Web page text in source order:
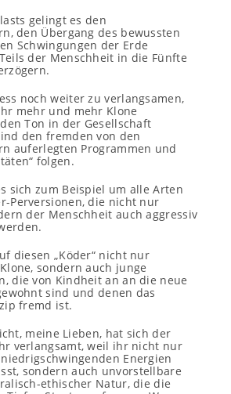
gelingt es den
den Übergang des bewussten
Schwingungen der Erde
der Menschheit in die Fünfte
noch weiter zu verlangsamen,
mehr und mehr Klone
Ton in der Gesellschaft
den fremden von den
auferlegten Programmen und
folgen.
sich zum Beispiel um alle Arten
Perversionen, die nicht nur
der Menschheit auch aggressiv
diesen „Köder“ nicht nur
sondern auch junge
die von Kindheit an an die neue
sind und denen das
fremd ist.
meine Lieben, hat sich der
verlangsamt, weil ihr nicht nur
Energien
sondern auch unvorstellbare
ethischer Natur, die die